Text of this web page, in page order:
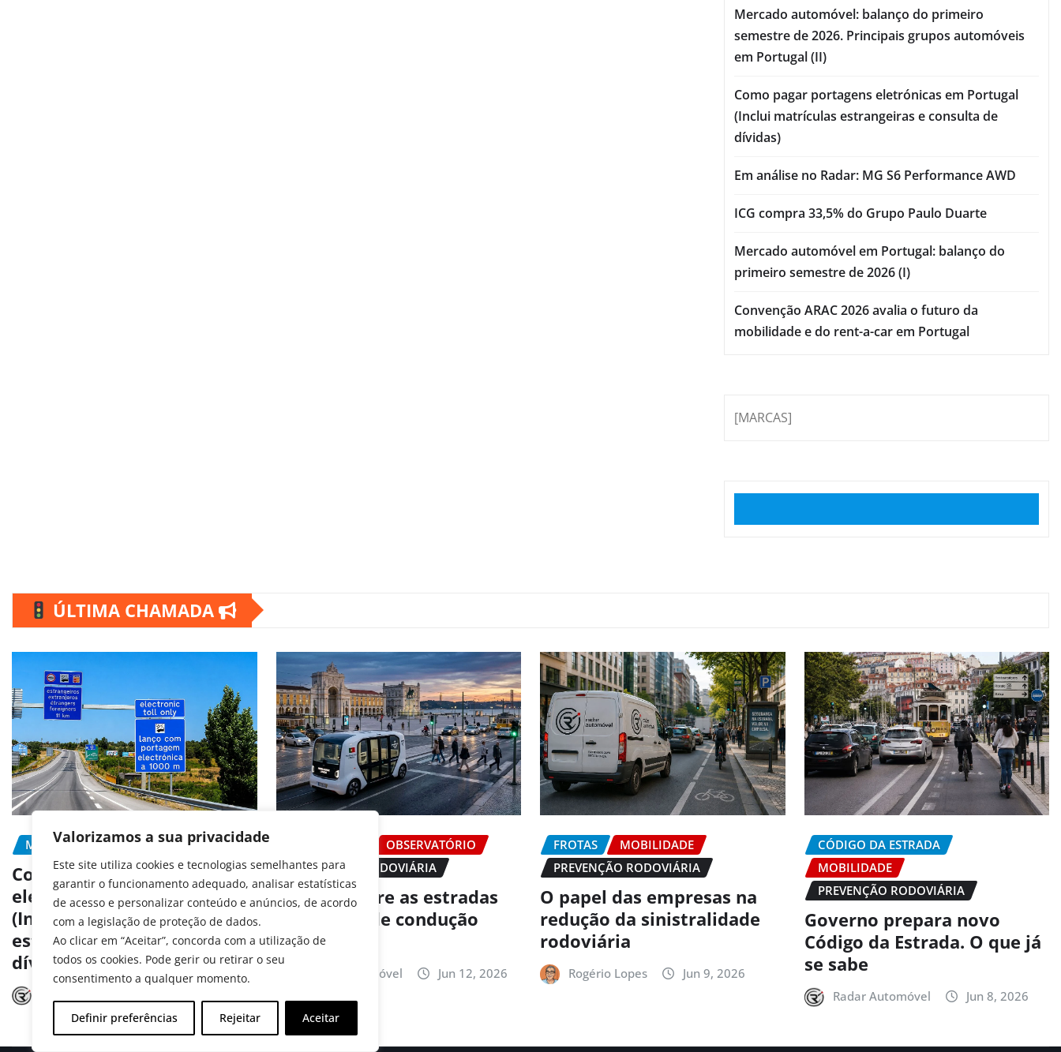
Valorizamos a sua privacidade
Este site utiliza cookies e tecnologias semelhantes para
garantir o funcionamento adequado, analisar estatísticas
de acesso e personalizar conteúdo e anúncios, de acordo
com a legislação de proteção de dados.
Ao clicar em “Aceitar”, concorda com a utilização de
todos os cookies. Pode gerir ou retirar o seu
consentimento a qualquer momento.
Definir preferências Rejeitar Aceitar
Mercado automóvel: balanço do primeiro
semestre de 2026. Principais grupos automóveis
em Portugal (II)
Como pagar portagens eletrónicas em Portugal
(Inclui matrículas estrangeiras e consulta de
dívidas)
Em análise no Radar: MG S6 Performance AWD
ICG compra 33,5% do Grupo Paulo Duarte
Mercado automóvel em Portugal: balanço do
primeiro semestre de 2026 (I)
Convenção ARAC 2026 avalia o futuro da
mobilidade e do rent-a-car em Portugal
[MARCAS]
ÚLTIMA CHAMADA
MOBILIDADE PORTAGEM
Como pagar portagens
eletrónicas em Portugal
(Inclui matrículas
estrangeiras e consulta de
dívidas)
OBSERVATÓRIO
PREVENÇÃO RODOVIÁRIA
Portugal abre as estradas
aos testes de condução
autónoma
Radar Automóvel Jun 12, 2026
FROTAS
MOBILIDADE
PREVENÇÃO RODOVIÁRIA
O papel das empresas na
redução da sinistralidade
rodoviária
Rogério Lopes Jun 9, 2026
CÓDIGO DA ESTRADA
MOBILIDADE
PREVENÇÃO RODOVIÁRIA
Governo prepara novo
Código da Estrada. O que já
se sabe
Radar Automóvel Jun 8, 2026